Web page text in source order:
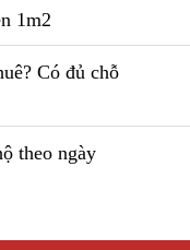
1m2
Có đủ chỗ
theo ngày